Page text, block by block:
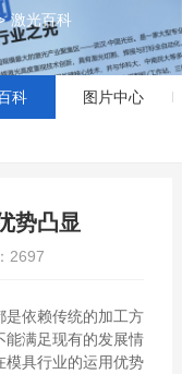
激光百科
科 图片中心
势凸显
2697
是依赖传统的加工方
能满足现有的发展情
模具行业的运用优势